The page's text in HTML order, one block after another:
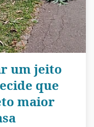
um jeito
que
maior